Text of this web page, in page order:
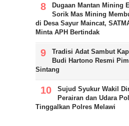
Dugaan Mantan Mining
Sorik Mas Mining
di Desa Sayur Maincat,
Minta APH Bertindak
Tradisi Adat Sambut
Budi Hartono Resmi
Sintang
Sujud Syukur Wakil
Perairan dan Udara
Tinggalkan Polres Melawi